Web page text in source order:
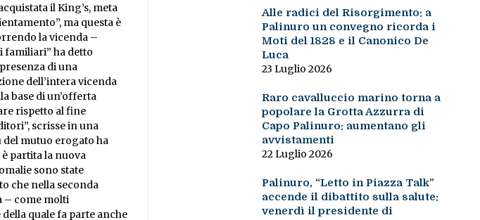
il King’s, meta
ma questa è
la vicenda –
familiari” ha detto
di una
dell’intera vicenda
base di un’offerta
rispetto al fine
scrisse in una
mutuo erogato ha
partita la nuova
sono state
che nella seconda
– come molti
quale fa parte anche
Alle radici del Risorgimento: a
Palinuro un convegno ricorda i
Moti del 1828 e il Canonico De
Luca
23 Luglio 2026
Raro cavalluccio marino torna a
popolare la Grotta Azzurra di
Capo Palinuro: aumentano gli
avvistamenti
22 Luglio 2026
Palinuro, “Letto in Piazza Talk”
accende il dibattito sulla salute:
venerdì il presidente di